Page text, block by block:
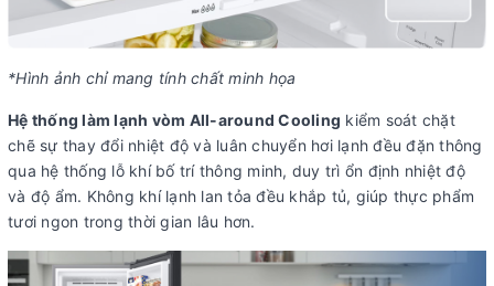
*Hình ảnh chỉ mang tính chất minh họa
Hệ thống làm lạnh vòm All-around Cooling kiểm soát chặt
chẽ sự thay đổi nhiệt độ và luân chuyển hơi lạnh đều đặn thông
qua hệ thống lỗ khí bố trí thông minh, duy trì ổn định nhiệt độ
và độ ẩm. Không khí lạnh lan tỏa đều khắp tủ, giúp thực phẩm
tươi ngon trong thời gian lâu hơn.